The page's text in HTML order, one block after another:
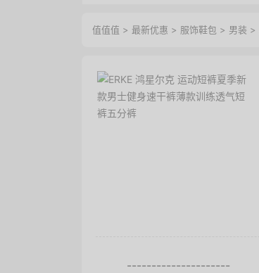
值值值 > 最新优惠 > 服饰鞋包 > 男装 >
---------------------